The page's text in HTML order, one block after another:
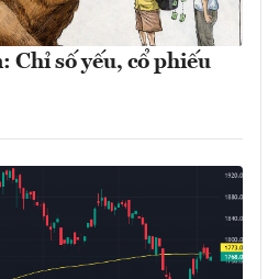
Chỉ số yếu, cổ phiếu